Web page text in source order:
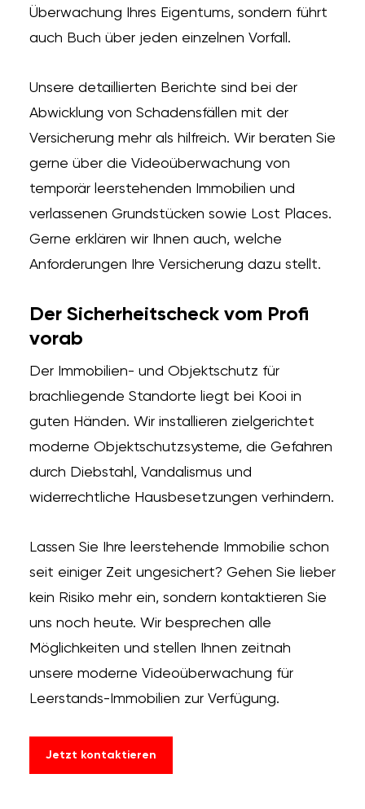
Überwachung Ihres Eigentums, sondern führt
auch Buch über jeden einzelnen Vorfall.
Unsere detaillierten Berichte sind bei der
Abwicklung von Schadensfällen mit der
Versicherung mehr als hilfreich. Wir beraten Sie
gerne über die Videoüberwachung von
temporär leerstehenden Immobilien und
verlassenen Grundstücken sowie Lost Places.
Gerne erklären wir Ihnen auch, welche
Anforderungen Ihre Versicherung dazu stellt.
Der Sicherheitscheck vom Profi
vorab
Der Immobilien- und Objektschutz für
brachliegende Standorte liegt bei Kooi in
guten Händen. Wir installieren zielgerichtet
moderne Objektschutzsysteme, die Gefahren
durch Diebstahl, Vandalismus und
widerrechtliche Hausbesetzungen verhindern.
Lassen Sie Ihre leerstehende Immobilie schon
seit einiger Zeit ungesichert? Gehen Sie lieber
kein Risiko mehr ein, sondern kontaktieren Sie
uns noch heute. Wir besprechen alle
Möglichkeiten und stellen Ihnen zeitnah
unsere moderne Videoüberwachung für
Leerstands-Immobilien zur Verfügung.
Jetzt kontaktieren